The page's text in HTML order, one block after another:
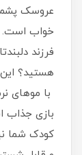
عروسک
خواب است.
فرزند
هستید؟
با موهای
بازی جذاب
کودک شما